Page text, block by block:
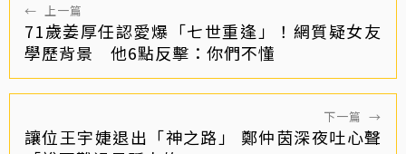
← 上一篇
71歲姜厚任認愛爆「七世重逢」！網質疑女友
學歷背景 他6點反擊：你們不懂
下一篇 →
讓位王宇婕退出「神之路」 鄭仲茵深夜吐心聲